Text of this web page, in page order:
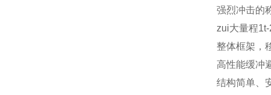
强烈冲击的
zui大量程
整体框架，
高性能缓冲
结构简单、